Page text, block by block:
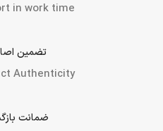
in work time
تضمین
Authenticity
ضمانت